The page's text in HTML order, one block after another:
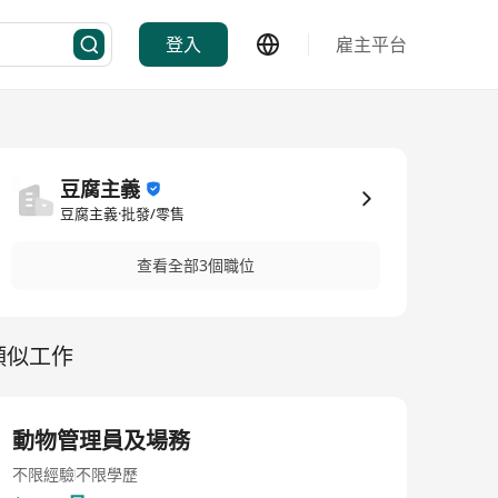
登入 雇主平台
豆腐主義
豆腐主義·批發/零售
查看全部3個職位
似工作
動物管理員及場務
不限經驗不限學歷